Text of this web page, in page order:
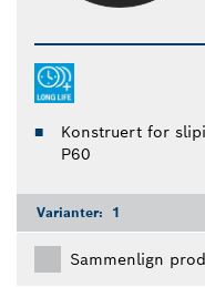
Konstruert for
P60
Varianter: 1
Sammenlign